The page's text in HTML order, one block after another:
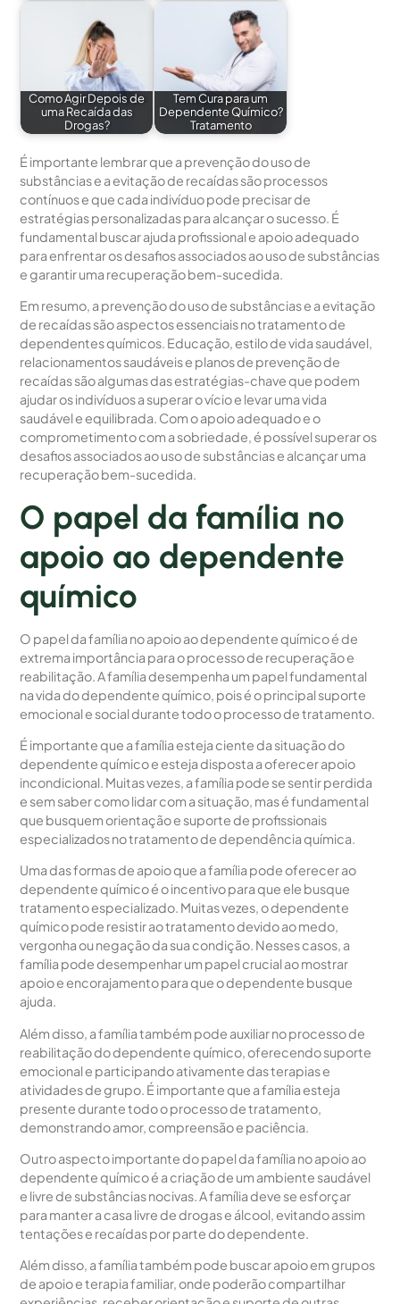
Como Agir Depois de
uma Recaída das
Drogas?
Tem Cura para um
Dependente Químico?
Tratamento
É importante lembrar que a prevenção do uso de
substâncias e a evitação de recaídas são processos
contínuos e que cada indivíduo pode precisar de
estratégias personalizadas para alcançar o sucesso. É
fundamental buscar ajuda profissional e apoio adequado
para enfrentar os desafios associados ao uso de substâncias
e garantir uma recuperação bem-sucedida.
Em resumo, a prevenção do uso de substâncias e a evitação
de recaídas são aspectos essenciais no tratamento de
dependentes químicos. Educação, estilo de vida saudável,
relacionamentos saudáveis e planos de prevenção de
recaídas são algumas das estratégias-chave que podem
ajudar os indivíduos a superar o vício e levar uma vida
saudável e equilibrada. Com o apoio adequado e o
comprometimento com a sobriedade, é possível superar os
desafios associados ao uso de substâncias e alcançar uma
recuperação bem-sucedida.
O papel da família no
apoio ao dependente
químico
O papel da família no apoio ao dependente químico é de
extrema importância para o processo de recuperação e
reabilitação. A família desempenha um papel fundamental
na vida do dependente químico, pois é o principal suporte
emocional e social durante todo o processo de tratamento.
É importante que a família esteja ciente da situação do
dependente químico e esteja disposta a oferecer apoio
incondicional. Muitas vezes, a família pode se sentir perdida
e sem saber como lidar com a situação, mas é fundamental
que busquem orientação e suporte de profissionais
especializados no tratamento de dependência química.
Uma das formas de apoio que a família pode oferecer ao
dependente químico é o incentivo para que ele busque
tratamento especializado. Muitas vezes, o dependente
químico pode resistir ao tratamento devido ao medo,
vergonha ou negação da sua condição. Nesses casos, a
família pode desempenhar um papel crucial ao mostrar
apoio e encorajamento para que o dependente busque
ajuda.
Além disso, a família também pode auxiliar no processo de
reabilitação do dependente químico, oferecendo suporte
emocional e participando ativamente das terapias e
atividades de grupo. É importante que a família esteja
presente durante todo o processo de tratamento,
demonstrando amor, compreensão e paciência.
Outro aspecto importante do papel da família no apoio ao
dependente químico é a criação de um ambiente saudável
e livre de substâncias nocivas. A família deve se esforçar
para manter a casa livre de drogas e álcool, evitando assim
tentações e recaídas por parte do dependente.
Além disso, a família também pode buscar apoio em grupos
de apoio e terapia familiar, onde poderão compartilhar